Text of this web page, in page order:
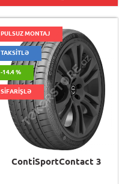
PULSUZ MONTAJ
TAKSİTLƏ
-14.4 %
SİFARİŞLƏ
ContiSportContact 3